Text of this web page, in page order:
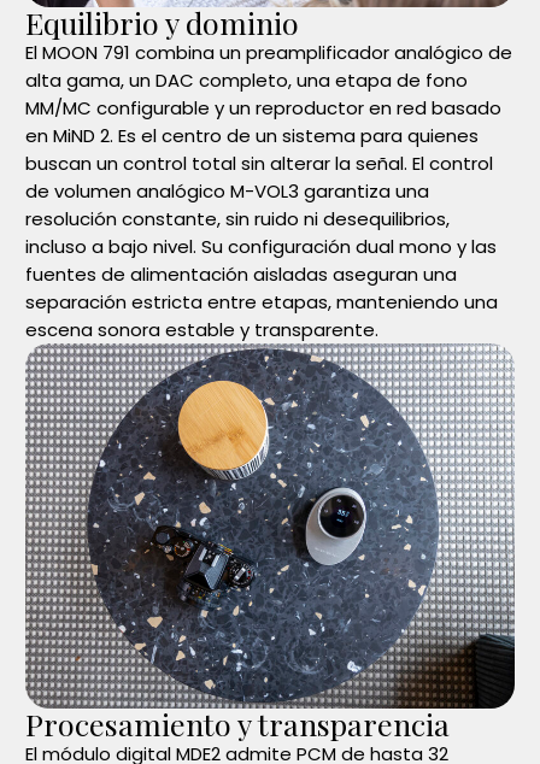
Equilibrio y dominio
El MOON 791 combina un preamplificador analógico de
alta gama, un DAC completo, una etapa de fono
MM/MC configurable y un reproductor en red basado
en MiND 2. Es el centro de un sistema para quienes
buscan un control total sin alterar la señal. El control
de volumen analógico M-VOL3 garantiza una
resolución constante, sin ruido ni desequilibrios,
incluso a bajo nivel. Su configuración dual mono y las
fuentes de alimentación aisladas aseguran una
separación estricta entre etapas, manteniendo una
escena sonora estable y transparente.
Procesamiento y transparencia
El módulo digital MDE2 admite PCM de hasta 32